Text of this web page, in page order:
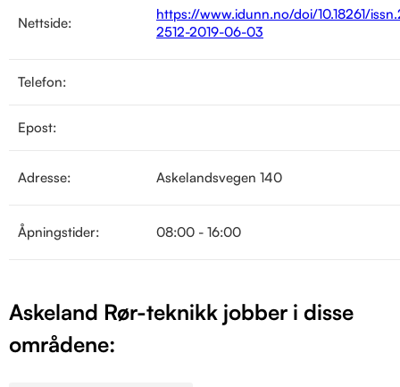
Nettside:
https://www.idunn.no/doi/10.18261/
2512-2019-06-03
Telefon:
Epost:
Adresse: Askelandsvegen 140
Åpningstider: 08:00 - 16:00
Askeland Rør-teknikk jobber i disse
områdene: